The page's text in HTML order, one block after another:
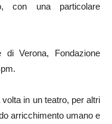
con una particolare
di Verona, Fondazione
in un teatro, per altri
arricchimento umano e